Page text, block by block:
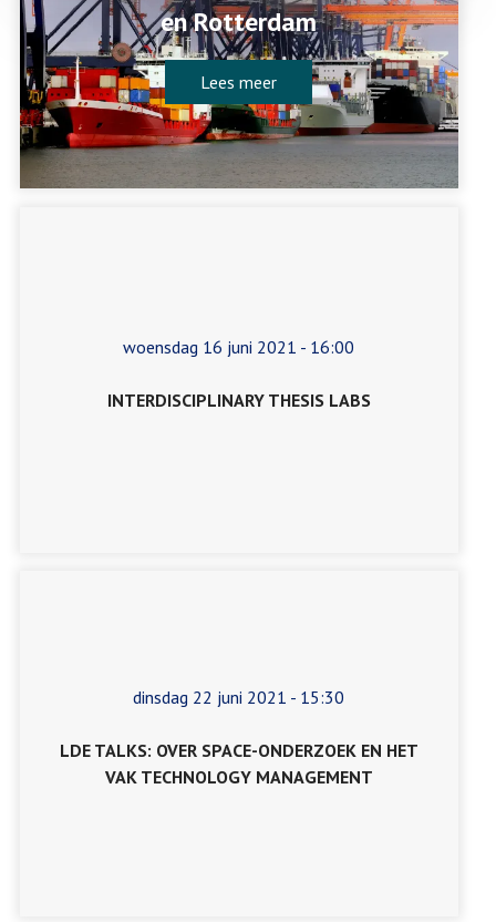
en Rotterdam
Lees meer
woensdag 16 juni 2021 - 16:00
INTERDISCIPLINARY THESIS LABS
dinsdag 22 juni 2021 - 15:30
LDE TALKS: OVER SPACE-ONDERZOEK EN HET
VAK TECHNOLOGY MANAGEMENT